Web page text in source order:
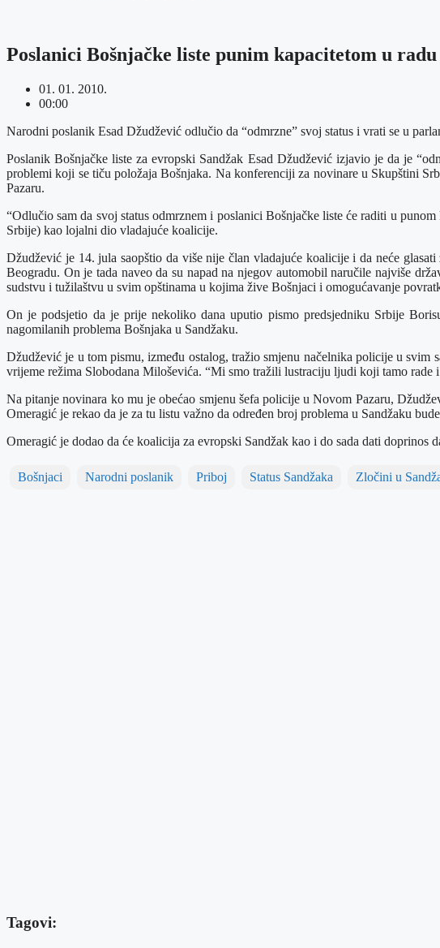
Poslanici Bošnjačke liste punim kapacitetom u
01. 01. 2010.
00:00
Narodni poslanik Esad Džudžević odlučio da “odmrzne” svoj status i vrati se u
Poslanik Bošnjačke liste za evropski Sandžak Esad Džudžević izjavio je da je
problemi koji se tiču položaja Bošnjaka. Na konferenciji za novinare u Skupštini
Pazaru.
“Odlučio sam da svoj status odmrznem i poslanici Bošnjačke liste će raditi u
Srbije) kao lojalni dio vladajuće koalicije.
Džudžević je 14. jula saopštio da više nije član vladajuće koalicije i da neće
Beogradu. On je tada naveo da su napad na njegov automobil naručile najviše
sudstvu i tužilaštvu u svim opštinama u kojima žive Bošnjaci i omogućavanje
On je podsjetio da je prije nekoliko dana uputio pismo predsjedniku Srbije
nagomilanih problema Bošnjaka u Sandžaku.
Džudžević je u tom pismu, između ostalog, tražio smjenu načelnika policije u
vrijeme režima Slobodana Miloševića. “Mi smo tražili lustraciju ljudi koji tamo
Na pitanje novinara ko mu je obećao smjenu šefa policije u Novom Pazaru,
Omeragić je rekao da je za tu listu važno da određen broj problema u Sandžaku
Omeragić je dodao da će koalicija za evropski Sandžak kao i do sada dati
Bošnjaci Narodni poslanik Priboj Status Sandžaka Zločini u
Tagovi: